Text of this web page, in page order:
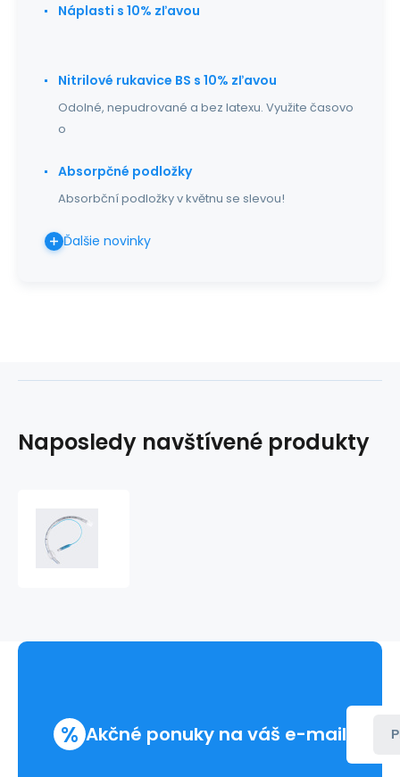
Náplasti s 10% zľavou
Nitrilové rukavice BS s 10% zľavou
Odolné, nepudrované a bez latexu. Využite časovo
o
Absorpčné podložky
Absorbční podložky v květnu se slevou!
Ďalšie novinky
Naposledy navštívené produkty
7,0
% Akčné ponuky na váš e-mail